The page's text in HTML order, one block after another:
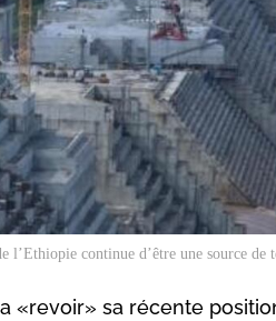
l’Ethiopie continue d’être une source de
«revoir» sa récente